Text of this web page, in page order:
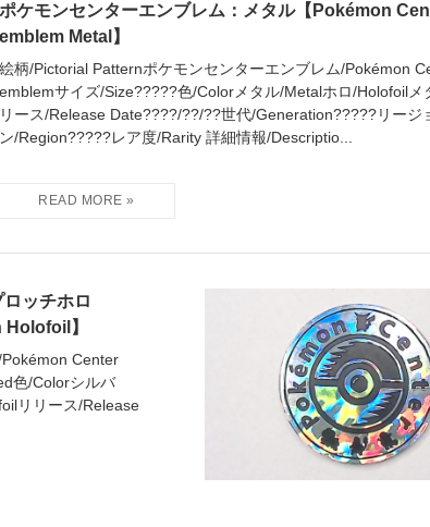
ポケモンセンターエンブレム：メタル【Pokémon
emblem Metal】
絵柄/Pictorial Patternポケモンセンターエンブレム/Pokémon
emblemサイズ/Size?????色/Colorメタル/Metalホロ/Holofoilメ
リース/Release Date????/??/??世代/Generation?????リージ
ン/Region?????レア度/Rarity 詳細情報/Descriptio...
ッチホロ
】
Center
色/Colorシルバ
リリース/Release